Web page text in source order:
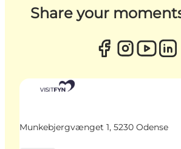
Share your
Munkebjergvænget 1, 5230 Odense